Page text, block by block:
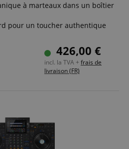
à marteaux dans un boîtier
pour un toucher authentique
Piano
de clavier silencieuse
jouer à quatre mains
2x 6W
MIDI/USB
426,00 €
incl. la TVA + frais de
livraison (FR)